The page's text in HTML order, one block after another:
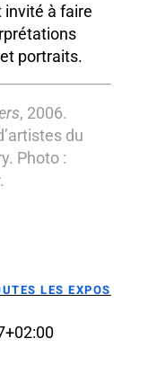
invité à faire
portraits.
, 2006.
du
Photo :
LES EXPOS